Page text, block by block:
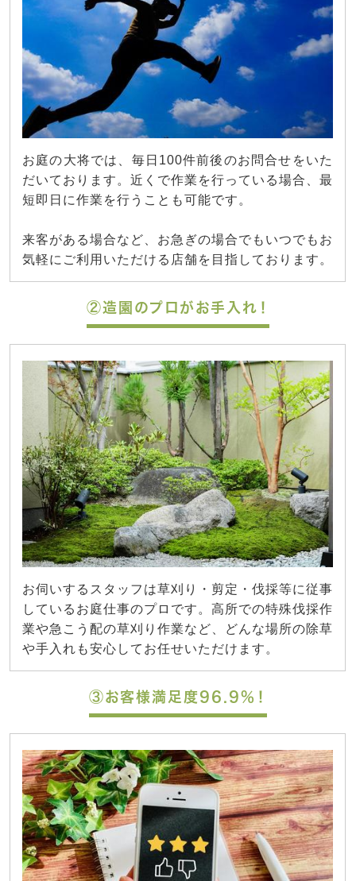
お庭の大将では、毎日100件前後のお問合せをいた
だいております。近くで作業を行っている場合、最
短即日に作業を行うことも可能です。
来客がある場合など、お急ぎの場合でもいつでもお
気軽にご利用いただける店舗を目指しております。
②造園のプロがお手入れ！
お伺いするスタッフは草刈り・剪定・伐採等に従事
しているお庭仕事のプロです。高所での特殊伐採作
業や急こう配の草刈り作業など、どんな場所の除草
や手入れも安心してお任せいただけます。
③お客様満足度96.9%！